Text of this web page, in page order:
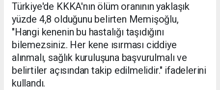
Türkiye'de KKKA'nın ölüm oranının yaklaşık
yüzde 4,8 olduğunu belirten Memişoğlu,
"Hangi kenenin bu hastalığı taşıdığını
bilemezsiniz. Her kene ısırması ciddiye
alınmalı, sağlık kuruluşuna başvurulmalı ve
belirtiler açısından takip edilmelidir." ifadelerini
kullandı.